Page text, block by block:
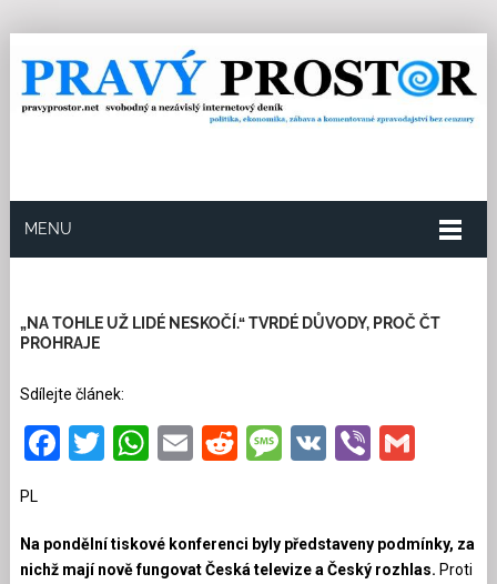
MENU
„NA TOHLE UŽ LIDÉ NESKOČÍ.“ TVRDÉ DŮVODY, PROČ ČT
PROHRAJE
Sdílejte článek:
Facebook
Twitter
WhatsApp
EmailRedditMessage
VKViber
PL
Na pondělní tiskové konferenci byly představeny podmínky, za
nichž mají nově fungovat Česká televize a Český rozhlas. Proti